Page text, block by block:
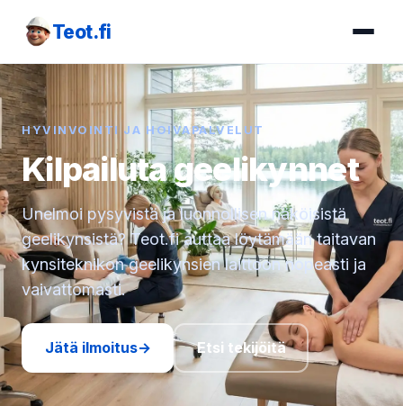
Teot.fi
HYVINVOINTI JA HOIVAPALVELUT
Kilpailuta geelikynnet
Unelmoi pysyvistä ja luonnollisen näköisistä
geelikynsistä? Teot.fi auttaa löytämään taitavan
kynsiteknikon geelikynsien laittoon nopeasti ja
vaivattomasti.
Jätä ilmoitus→ Etsi tekijöitä